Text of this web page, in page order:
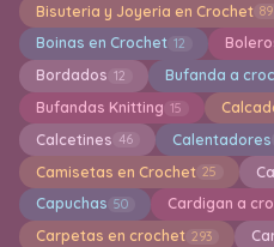
Bisuteria y Joyeria en Crochet 89
Boinas en Crochet 12
Bordados 12 Bufanda a
Bufandas Knitting 15
Calcetines 46 Calentadores
Camisetas en Crochet 25
Capuchas 50 Cardigan a
Carpetas en crochet 293